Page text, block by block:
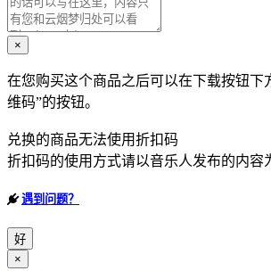
×
在您购买这个商品之后可以在下载按钮下
维码”的按钮。
兑换的商品无法使用折扣码
折扣码的使用方式请以音乐人发布的内容
遇到问题？
好
×